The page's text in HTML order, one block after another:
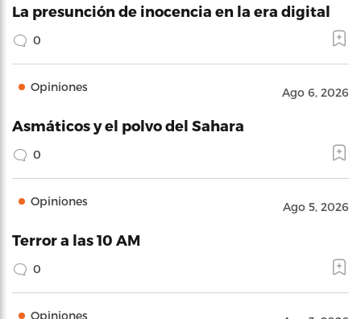
La presunción de inocencia en la era digital
0
Opiniones Ago 6, 2026
Asmáticos y el polvo del Sahara
0
Opiniones Ago 5, 2026
Terror a las 10 AM
0
Opiniones